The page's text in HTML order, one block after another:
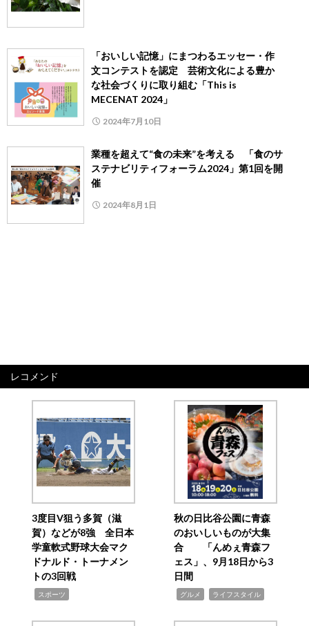
「おいしい記憶」にまつわるエッセー・作
文コンテストを認定 芸術文化による豊か
な社会づくりに取り組む「This is
MECENAT 2024」
2024年7月10日
業種を超えて“食の未来”を考える 「食のサ
ステナビリティフォーラム2024」第1回を開
催
2024年8月1日
レコメンド
3度目V狙う多賀（滋
賀）などが8強 全日本
学童軟式野球大会マク
ドナルド・トーナメン
トの3回戦
スポーツ
秋の日比谷公園に青森
のおいしいものが大集
合 「んめぇ青森フ
ェス」、9月18日から3
日間
グルメ ライフスタイル